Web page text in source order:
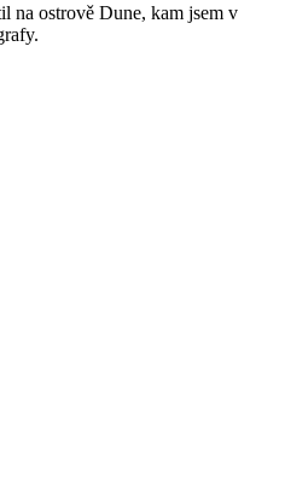
na ostrově Dune, kam jsem v